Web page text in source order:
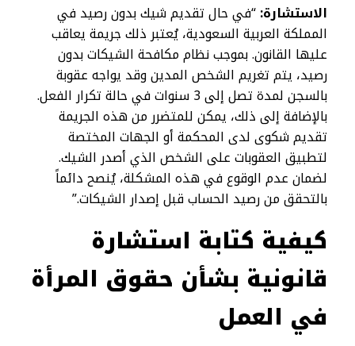
الاستشارة:“في حال تقديم شيك بدون رصيد في
المملكة العربية السعودية، يُعتبر ذلك جريمة يعاقب
عليها القانون. بموجب نظام مكافحة الشيكات بدون
رصيد، يتم تغريم الشخص المدين وقد يواجه عقوبة
بالسجن لمدة تصل إلى 3 سنوات في حالة تكرار الفعل.
بالإضافة إلى ذلك، يمكن للمتضرر من هذه الجريمة
تقديم شكوى لدى المحكمة أو الجهات المختصة
لتطبيق العقوبات على الشخص الذي أصدر الشيك.
لضمان عدم الوقوع في هذه المشكلة، يُنصح دائماً
بالتحقق من رصيد الحساب قبل إصدار الشيكات.”
كيفية كتابة استشارة
قانونية بشأن حقوق المرأة
في العمل